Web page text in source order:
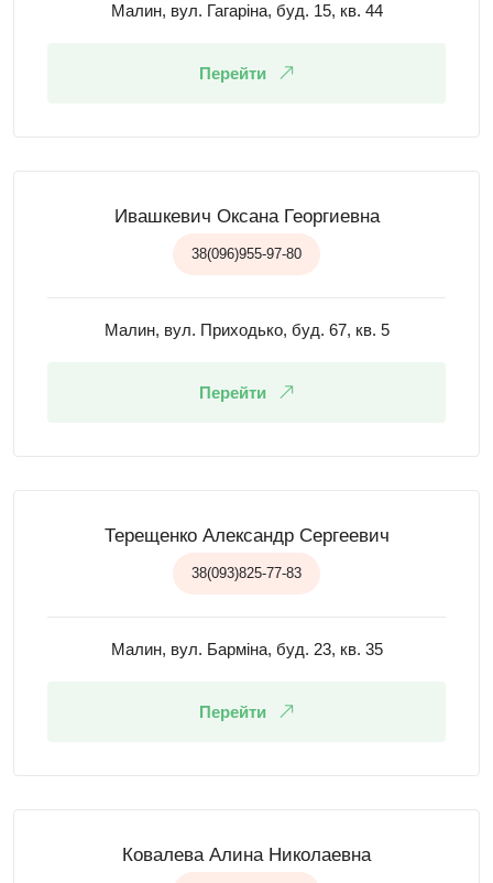
Малин, вул. Гагаріна, буд. 15, кв. 44
Перейти
Ивашкевич Оксана Георгиевна
38(096)955-97-80
Малин, вул. Приходько, буд. 67, кв. 5
Перейти
Терещенко Александр Сергеевич
38(093)825-77-83
Малин, вул. Барміна, буд. 23, кв. 35
Перейти
Ковалева Алина Николаевна